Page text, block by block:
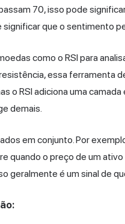
70, isso pode
que o sentimento
como o RSI para
essa ferramenta
o RSI adiciona uma
demais.
em conjunto. Por
quando o preço de um
geralmente é um sinal de